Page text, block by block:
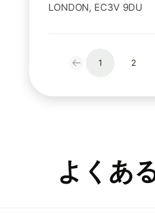
LONDON, EC3V 9DU
1 2
よくあ